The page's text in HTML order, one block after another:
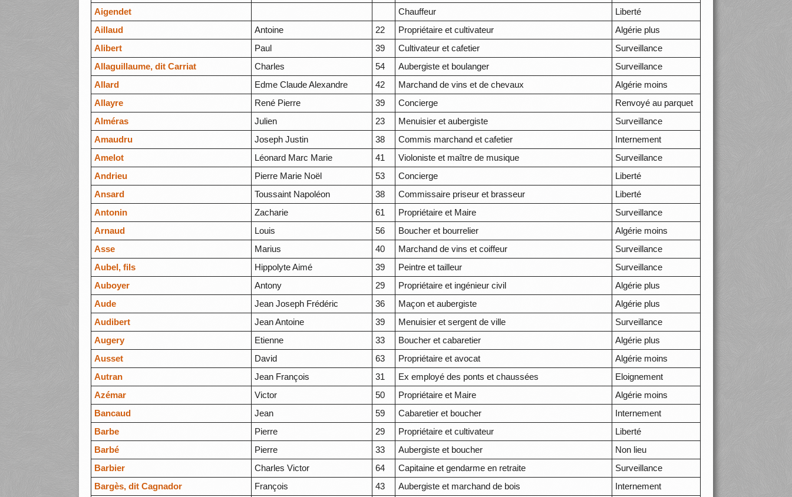
Aigendet
Chauffeur
Liberté
Aillaud
Antoine 22 Propriétaire et cultivateur
Algérie plus
Alibert
Paul 39 Cultivateur et cafetier
Surveillance
Allaguillaume, dit Carriat
Charles 54 Aubergiste et boulanger
Surveillance
Allard
Edme Claude Alexandre 42 Marchand de vins et de chevaux
Algérie moins
Allayre
René Pierre 39 Concierge
Renvoyé au parquet
Alméras
Julien 23 Menuisier et aubergiste
Surveillance
Amaudru
Joseph Justin 38 Commis marchand et cafetier
Internement
Amelot
Léonard Marc Marie 41 Violoniste et maître de musique
Surveillance
Andrieu
Pierre Marie Noël 53 Concierge
Liberté
Ansard
Toussaint Napoléon 38 Commissaire priseur et brasseur
Liberté
Antonin
Zacharie 61 Propriétaire et Maire
Surveillance
Arnaud
Louis 56 Boucher et bourrelier
Algérie moins
Asse
Marius 40 Marchand de vins et coiffeur
Surveillance
Aubel, fils
Hippolyte Aimé 39 Peintre et tailleur
Surveillance
Auboyer
Antony 29 Propriétaire et ingénieur civil
Algérie plus
Aude
Jean Joseph Frédéric 36 Maçon et aubergiste
Algérie plus
Audibert
Jean Antoine 39 Menuisier et sergent de ville
Surveillance
Augery
Etienne 33 Boucher et cabaretier
Algérie plus
Ausset
David 63 Propriétaire et avocat
Algérie moins
Autran
Jean François 31 Ex employé des ponts et chaussées
Eloignement
Azémar
Victor 50 Propriétaire et Maire
Algérie moins
Bancaud
Jean 59 Cabaretier et boucher
Internement
Barbe
Pierre 29 Propriétaire et cultivateur
Liberté
Barbé
Pierre 33 Aubergiste et boucher
Non lieu
Barbier
Charles Victor 64 Capitaine et gendarme en retraite
Surveillance
Bargès, dit Cagnador
François 43 Aubergiste et marchand de bois
Internement